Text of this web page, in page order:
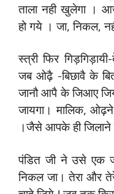
ताला नही खुलेगा ।
हो गये । जा, निकल,
स्त्री फिर
जब ओढ़ै -बिछावै के
जानौ आपै के जिआए
जायगा। मालिक,
।जैसे आपके ही जिलाने
पंडित जी ने उसे एक
निकल जा। तेरा और